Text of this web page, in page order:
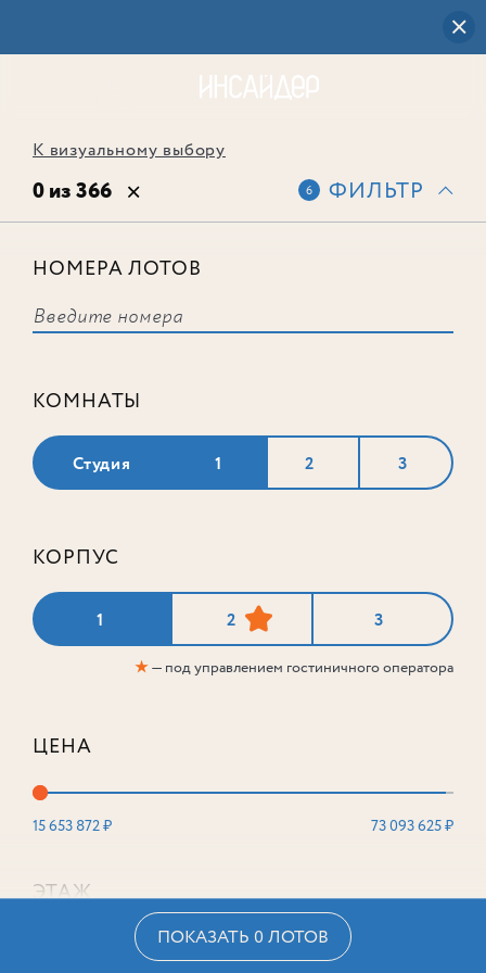
К визуальному выбору
0 из 366 6 ФИЛЬТР
НОМЕРА ЛОТОВ
КОМНАТЫ
Студия 1 2 3
КОРПУС
1 2 3
★— под управлением гостиничного оператора
ЦЕНА
15 653 872 ₽ 73 093 625 ₽
ЭТАЖ
ПОКАЗАТЬ 0 ЛОТОВ
соответствует ни одного лота